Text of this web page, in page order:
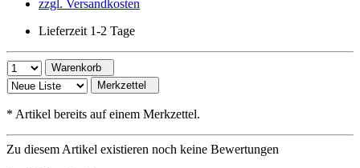
zzgl. Versandkosten
Lieferzeit 1-2 Tage
Warenkorb
Merkzettel
* Artikel bereits auf einem Merkzettel.
Zu diesem Artikel existieren noch keine Bewertungen